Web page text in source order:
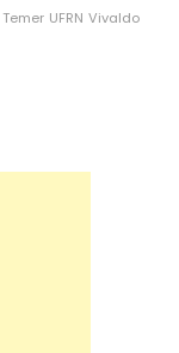
Temer UFRN Vivaldo